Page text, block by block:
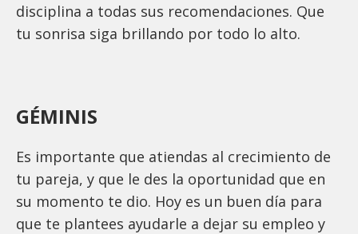
disciplina a todas sus recomendaciones. Que
tu sonrisa siga brillando por todo lo alto.
GÉMINIS
Es importante que atiendas al crecimiento de
tu pareja, y que le des la oportunidad que en
su momento te dio. Hoy es un buen día para
que te plantees ayudarle a dejar su empleo y